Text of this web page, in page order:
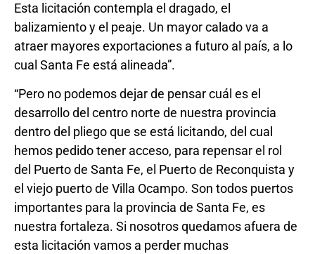
Esta licitación contempla el dragado, el
balizamiento y el peaje. Un mayor calado va a
atraer mayores exportaciones a futuro al país, a lo
cual Santa Fe está alineada”.
“Pero no podemos dejar de pensar cuál es el
desarrollo del centro norte de nuestra provincia
dentro del pliego que se está licitando, del cual
hemos pedido tener acceso, para repensar el rol
del Puerto de Santa Fe, el Puerto de Reconquista y
el viejo puerto de Villa Ocampo. Son todos puertos
importantes para la provincia de Santa Fe, es
nuestra fortaleza. Si nosotros quedamos afuera de
esta licitación vamos a perder muchas